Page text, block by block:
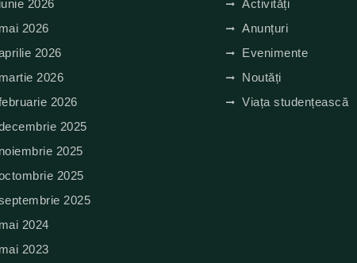
iunie 2026
mai 2026
2026
martie 2026
2026
2025
noiembrie 2025
2025
2025
mai 2024
mai 2023
Activități
Anunțuri
Evenimente
Noutăți
Viața studențească